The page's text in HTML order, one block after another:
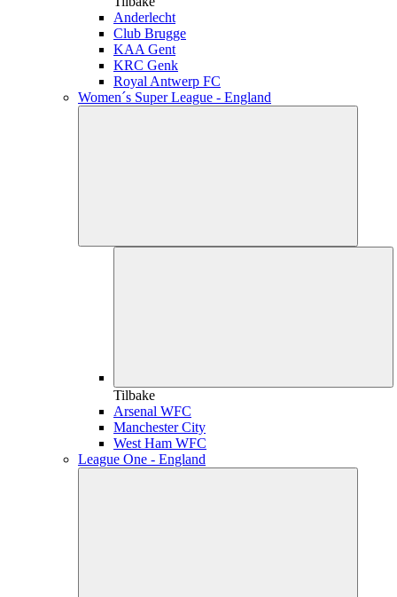
Anderlecht
Club Brugge
KAA Gent
KRC Genk
Royal Antwerp FC
Women´s Super League - England
Tilbake
Arsenal WFC
Manchester City
West Ham WFC
League One - England